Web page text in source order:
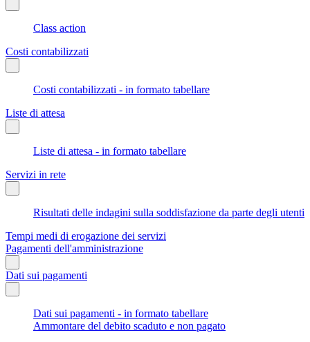
Class action
Costi contabilizzati
Costi contabilizzati - in formato tabellare
Liste di attesa
Liste di attesa - in formato tabellare
Servizi in rete
Risultati delle indagini sulla soddisfazione da parte degli utenti
Tempi medi di erogazione dei servizi
Pagamenti dell'amministrazione
Dati sui pagamenti
Dati sui pagamenti - in formato tabellare
Ammontare del debito scaduto e non pagato